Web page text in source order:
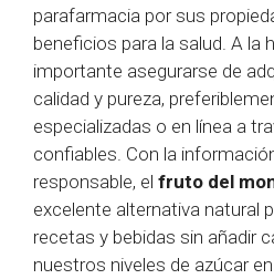
parafarmacia por sus
beneficios para la salud. A la
importante asegurarse de
calidad y pureza,
especializadas o en línea a
confiables. Con la
responsable, el fruto del
excelente alternativa natural
recetas y bebidas sin añadir
nuestros niveles de azúcar